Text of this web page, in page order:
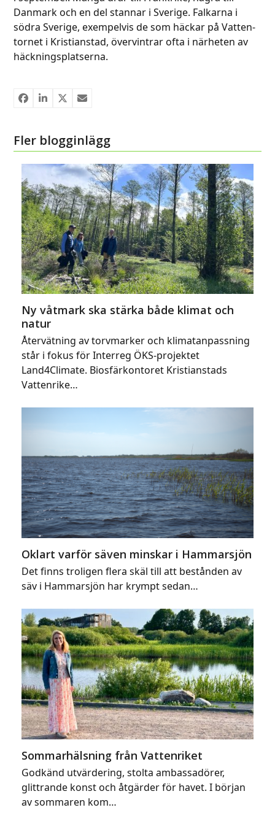
Danmark och en del stannar i Sverige. Falkarna i
södra Sverige, exempelvis de som häckar på Vatten­
tornet i Kristianstad, övervintrar ofta i närheten av
häckningsplatserna.
Fler blogginlägg
Ny våtmark ska stärka både klimat och
natur
Återvätning av torvmarker och klimatanpassning
står i fokus för Interreg ÖKS-projektet
Land4Climate. Biosfärkontoret Kristianstads
Vattenrike…
Oklart varför säven minskar i Hammarsjön
Det finns troligen flera skäl till att bestånden av
säv i Hammarsjön har krympt sedan…
Sommarhälsning från Vattenriket
Godkänd utvärdering, stolta ambassadörer,
glittrande konst och åtgärder för havet. I början
av sommaren kom…